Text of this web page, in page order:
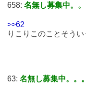
658: 名無し募集中。。
>>62
りこりこのことそう
63: 名無し募集中。。。